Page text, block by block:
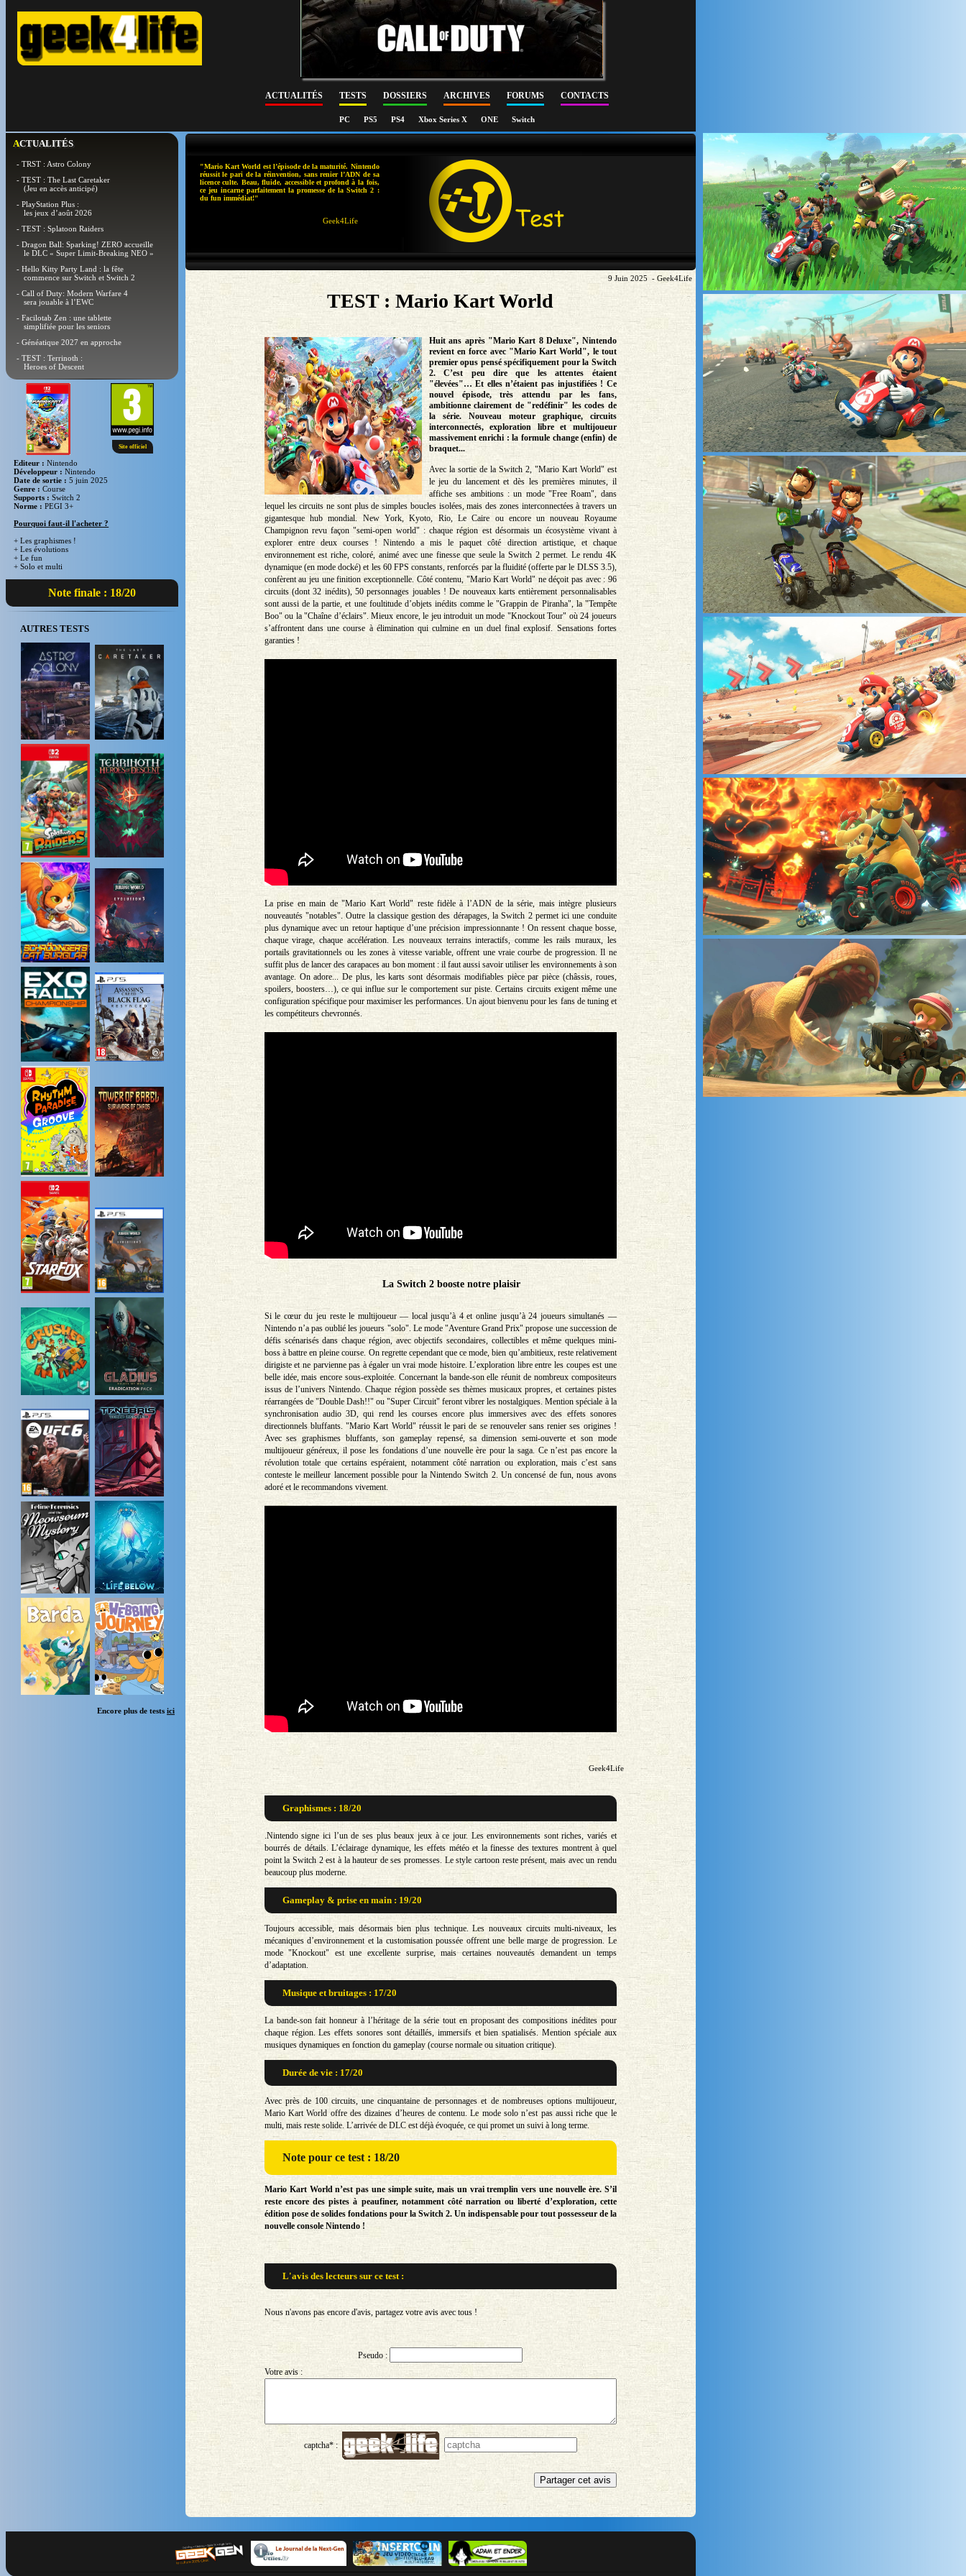
ACTUALITÉS TESTS DOSSIERS ARCHIVES FORUMS CONTACTS
PC PS5 PS4 Xbox Series X ONE Switch
ACTUALITÉS
- TRST : Astro Colony
- TEST : The Last Caretaker
(Jeu en accès anticipé)
- PlayStation Plus :
les jeux d’août 2026
- TEST : Splatoon Raiders
- Dragon Ball: Sparking! ZERO accueille
le DLC « Super Limit-Breaking NEO »
- Hello Kitty Party Land : la fête
commence sur Switch et Switch 2
- Call of Duty: Modern Warfare 4
sera jouable à l’EWC
- Facilotab Zen : une tablette
simplifiée pour les seniors
- Généatique 2027 en approche
- TEST : Terrinoth :
Heroes of Descent
Site officiel
Editeur :Nintendo
Développeur :Nintendo
Date de sortie :5 juin 2025
Genre :Course
Supports :Switch 2
Norme :PEGI 3+
Pourquoi faut-il l'acheter ?
+ Les graphismes !
+ Les évolutions
+ Le fun
+ Solo et multi
Note finale : 18/20
AUTRES TESTS
Encore plus de tests ici
"Mario Kart World est l’épisode de la maturité. Nintendo
réussit le pari de la réinvention, sans renier l’ADN de sa
licence culte. Beau, fluide, accessible et profond à la fois,
ce jeu incarne parfaitement la promesse de la Switch 2 :
du fun immédiat!"
Geek4Life
9 Juin 2025 - Geek4Life
TEST : Mario Kart World
Huit ans après "Mario Kart 8 Deluxe", Nintendo
revient en force avec "Mario Kart World", le tout
premier opus pensé spécifiquement pour la Switch
2. C’est peu dire que les attentes étaient
"élevées"… Et elles n’étaient pas injustifiées ! Ce
nouvel épisode, très attendu par les fans,
ambitionne clairement de "redéfinir" les codes de
la série. Nouveau moteur graphique, circuits
interconnectés, exploration libre et multijoueur
massivement enrichi : la formule change (enfin) de
braquet...
Avec la sortie de la Switch 2, "Mario Kart World" est
le jeu du lancement et dès les premières minutes, il
affiche ses ambitions : un mode "Free Roam", dans
lequel les circuits ne sont plus de simples boucles isolées, mais des zones interconnectées à travers un
gigantesque hub mondial. New York, Kyoto, Rio, Le Caire ou encore un nouveau Royaume
Champignon revu façon "semi-open world" : chaque région est désormais un écosystème vivant à
explorer entre deux courses ! Nintendo a mis le paquet côté direction artistique, et chaque
environnement est riche, coloré, animé avec une finesse que seule la Switch 2 permet. Le rendu 4K
dynamique (en mode docké) et les 60 FPS constants, renforcés par la fluidité (offerte par le DLSS 3.5),
confèrent au jeu une finition exceptionnelle. Côté contenu, "Mario Kart World" ne déçoit pas avec : 96
circuits (dont 32 inédits), 50 personnages jouables ! De nouveaux karts entièrement personnalisables
sont aussi de la partie, et une foultitude d’objets inédits comme le "Grappin de Piranha", la "Tempête
Boo" ou la "Chaîne d’éclairs". Mieux encore, le jeu introduit un mode "Knockout Tour" où 24 joueurs
s’affrontent dans une course à élimination qui culmine en un duel final explosif. Sensations fortes
garanties !
La prise en main de "Mario Kart World" reste fidèle à l’ADN de la série, mais intègre plusieurs
nouveautés "notables". Outre la classique gestion des dérapages, la Switch 2 permet ici une conduite
plus dynamique avec un retour haptique d’une précision impressionnante ! On ressent chaque bosse,
chaque virage, chaque accélération. Les nouveaux terrains interactifs, comme les rails muraux, les
portails gravitationnels ou les zones à vitesse variable, offrent une vraie courbe de progression. Il ne
suffit plus de lancer des carapaces au bon moment : il faut aussi savoir utiliser les environnements à son
avantage. On adore... De plus, les karts sont désormais modifiables pièce par pièce (châssis, roues,
spoilers, boosters…), ce qui influe sur le comportement sur piste. Certains circuits exigent même une
configuration spécifique pour maximiser les performances. Un ajout bienvenu pour les fans de tuning et
les compétiteurs chevronnés.
La Switch 2 booste notre plaisir
Si le cœur du jeu reste le multijoueur — local jusqu’à 4 et online jusqu’à 24 joueurs simultanés —
Nintendo n’a pas oublié les joueurs "solo". Le mode "Aventure Grand Prix" propose une succession de
défis scénarisés dans chaque région, avec objectifs secondaires, collectibles et même quelques mini-
boss à battre en pleine course. On regrette cependant que ce mode, bien qu’ambitieux, reste relativement
dirigiste et ne parvienne pas à égaler un vrai mode histoire. L’exploration libre entre les coupes est une
belle idée, mais encore sous-exploitée. Concernant la bande-son elle réunit de nombreux compositeurs
issus de l’univers Nintendo. Chaque région possède ses thèmes musicaux propres, et certaines pistes
réarrangées de "Double Dash!!" ou "Super Circuit" feront vibrer les nostalgiques. Mention spéciale à la
synchronisation audio 3D, qui rend les courses encore plus immersives avec des effets sonores
directionnels bluffants. "Mario Kart World" réussit le pari de se renouveler sans renier ses origines !
Avec ses graphismes bluffants, son gameplay repensé, sa dimension semi-ouverte et son mode
multijoueur généreux, il pose les fondations d’une nouvelle ère pour la saga. Ce n’est pas encore la
révolution totale que certains espéraient, notamment côté narration ou exploration, mais c’est sans
conteste le meilleur lancement possible pour la Nintendo Switch 2. Un concensé de fun, nous avons
adoré et le recommandons vivement.
Geek4Life
Graphismes : 18/20
.Nintendo signe ici l’un de ses plus beaux jeux à ce jour. Les environnements sont riches, variés et
bourrés de détails. L’éclairage dynamique, les effets météo et la finesse des textures montrent à quel
point la Switch 2 est à la hauteur de ses promesses. Le style cartoon reste présent, mais avec un rendu
beaucoup plus moderne.
Gameplay & prise en main : 19/20
Toujours accessible, mais désormais bien plus technique. Les nouveaux circuits multi-niveaux, les
mécaniques d’environnement et la customisation poussée offrent une belle marge de progression. Le
mode "Knockout" est une excellente surprise, mais certaines nouveautés demandent un temps
d’adaptation.
Musique et bruitages : 17/20
La bande-son fait honneur à l’héritage de la série tout en proposant des compositions inédites pour
chaque région. Les effets sonores sont détaillés, immersifs et bien spatialisés. Mention spéciale aux
musiques dynamiques en fonction du gameplay (course normale ou situation critique).
Durée de vie : 17/20
Avec près de 100 circuits, une cinquantaine de personnages et de nombreuses options multijoueur,
Mario Kart World offre des dizaines d’heures de contenu. Le mode solo n’est pas aussi riche que le
multi, mais reste solide. L’arrivée de DLC est déjà évoquée, ce qui promet un suivi à long terme.
Note pour ce test : 18/20
Mario Kart World n’est pas une simple suite, mais un vrai tremplin vers une nouvelle ère. S’il
reste encore des pistes à peaufiner, notamment côté narration ou liberté d’exploration, cette
édition pose de solides fondations pour la Switch 2. Un indispensable pour tout possesseur de la
nouvelle console Nintendo !
L'avis des lecteurs sur ce test :
Nous n'avons pas encore d'avis, partagez votre avis avec tous !
Pseudo :
Votre avis :
captcha* :